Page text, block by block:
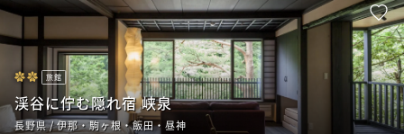
旅館
渓谷に佇む隠れ宿 峡泉
長野県 / 伊那・駒ヶ根・飯田・昼神